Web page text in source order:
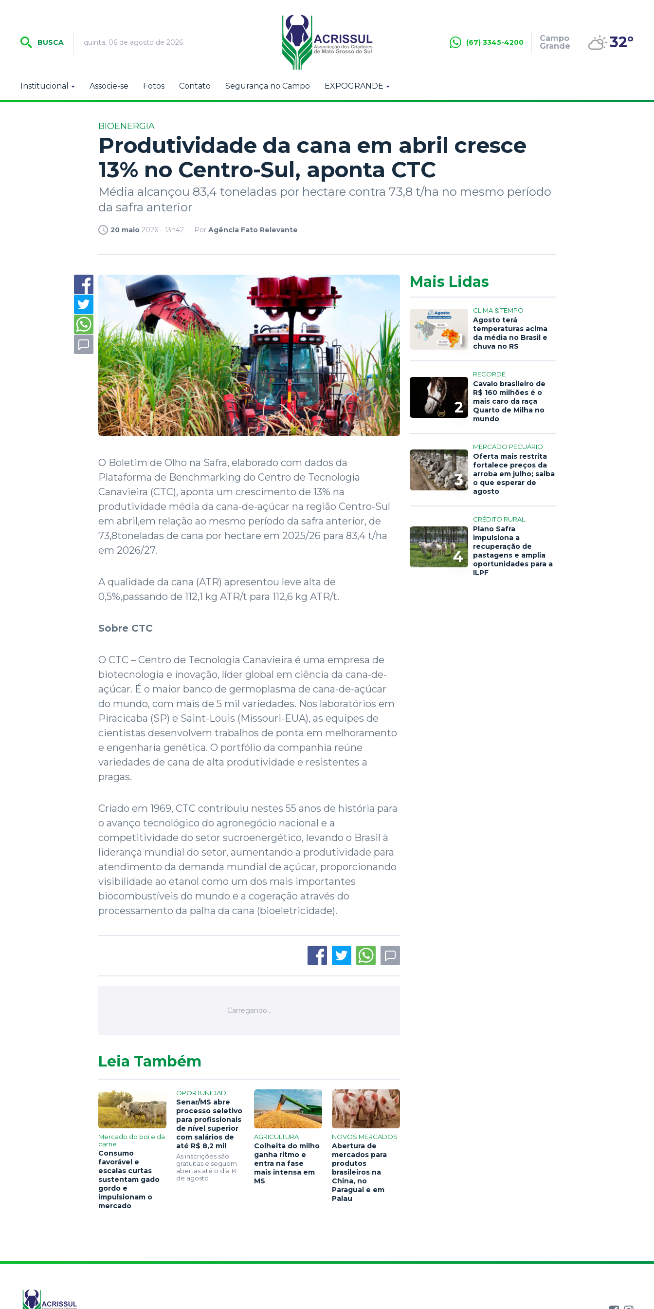
BUSCA quinta, 06 de agosto de 2026 (67) 3345-4200
Campo
Grande
32º
Institucional Associe-se Fotos Contato Segurança no Campo EXPOGRANDE
BIOENERGIA
Produtividade da cana em abril cresce
13% no Centro-Sul, aponta CTC
Média alcançou 83,4 toneladas por hectare contra 73,8 t/ha no mesmo período
da safra anterior
20 maio 2026 - 13h42 Por Agência Fato Relevante
O Boletim de Olho na Safra, elaborado com dados da
Plataforma de Benchmarking do Centro de Tecnologia
Canavieira (CTC), aponta um crescimento de 13% na
produtividade média da cana-de-açúcar na região Centro-Sul
em abril,em relação ao mesmo período da safra anterior, de
73,8toneladas de cana por hectare em 2025/26 para 83,4 t/ha
em 2026/27.
A qualidade da cana (ATR) apresentou leve alta de
0,5%,passando de 112,1 kg ATR/t para 112,6 kg ATR/t.
Sobre CTC
O CTC – Centro de Tecnologia Canavieira é uma empresa de
biotecnologia e inovação, líder global em ciência da cana-de-
açúcar. É o maior banco de germoplasma de cana-de-açúcar
do mundo, com mais de 5 mil variedades. Nos laboratórios em
Piracicaba (SP) e Saint-Louis (Missouri-EUA), as equipes de
cientistas desenvolvem trabalhos de ponta em melhoramento
e engenharia genética. O portfólio da companhia reúne
variedades de cana de alta produtividade e resistentes a
pragas.
Criado em 1969, CTC contribuiu nestes 55 anos de história para
o avanço tecnológico do agronegócio nacional e a
competitividade do setor sucroenergético, levando o Brasil à
liderança mundial do setor, aumentando a produtividade para
atendimento da demanda mundial de açúcar, proporcionando
visibilidade ao etanol como um dos mais importantes
biocombustíveis do mundo e a cogeração através do
processamento da palha da cana (bioeletricidade).
Mais Lidas
1
CLIMA & TEMPO
Agosto terá
temperaturas acima
da média no Brasil e
chuva no RS
2
RECORDE
Cavalo brasileiro de
R$ 160 milhões é o
mais caro da raça
Quarto de Milha no
mundo
3
MERCADO PECUÁRIO
Oferta mais restrita
fortalece preços da
arroba em julho; saiba
o que esperar de
agosto
4
CRÉDITO RURAL
Plano Safra
impulsiona a
recuperação de
pastagens e amplia
oportunidades para a
ILPF
Leia Também
Mercado do boi e da
carne
Consumo
favorável e
escalas curtas
sustentam gado
gordo e
impulsionam o
mercado
OPORTUNIDADE
Senar/MS abre
processo seletivo
para profissionais
de nível superior
com salários de
até R$ 8,2 mil
As inscrições são
gratuitas e seguem
abertas até o dia 14
de agosto
AGRICULTURA
Colheita do milho
ganha ritmo e
entra na fase
mais intensa em
MS
NOVOS MERCADOS
Abertura de
mercados para
produtos
brasileiros na
China, no
Paraguai e em
Palau